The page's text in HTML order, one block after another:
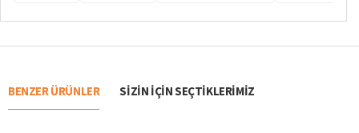
BENZER ÜRÜNLER SIZIN IÇIN SEÇTIKLERIMIZ